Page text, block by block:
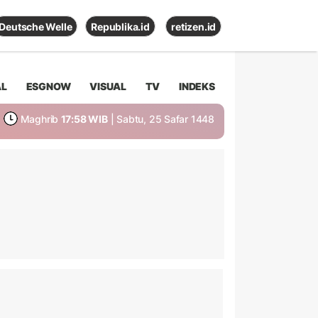
Deutsche Welle Republika.id retizen.id
ESGNOW VISUAL TV INDEKS
Maghrib 17:58 WIB | Sabtu, 25 Safar 1448